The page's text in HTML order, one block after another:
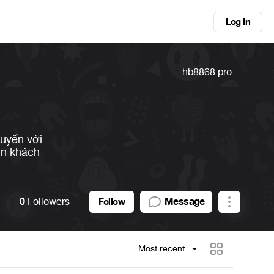
Log in
với
khách
hb8868.pro
0 Followers Follow Message
Most recent